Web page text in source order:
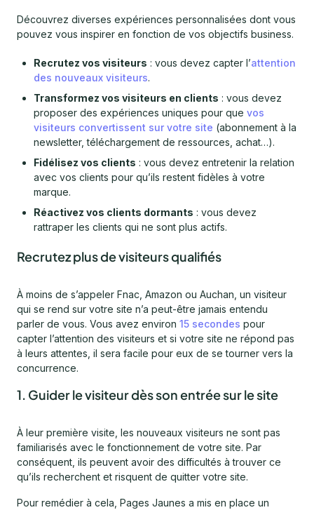
Découvrez diverses expériences personnalisées dont vous
pouvez vous inspirer en fonction de vos objectifs business.
Recrutez vos visiteurs : vous devez capter l’attention
des nouveaux visiteurs.
Transformez vos visiteurs en clients : vous devez
proposer des expériences uniques pour que vos
visiteurs convertissent sur votre site (abonnement à la
newsletter, téléchargement de ressources, achat…).
Fidélisez vos clients : vous devez entretenir la relation
avec vos clients pour qu’ils restent fidèles à votre
marque.
Réactivez vos clients dormants : vous devez
rattraper les clients qui ne sont plus actifs.
Recrutez plus de visiteurs qualifiés
À moins de s’appeler Fnac, Amazon ou Auchan, un visiteur
qui se rend sur votre site n’a peut-être jamais entendu
parler de vous. Vous avez environ 15 secondes pour
capter l’attention des visiteurs et si votre site ne répond pas
à leurs attentes, il sera facile pour eux de se tourner vers la
concurrence.
1. Guider le visiteur dès son entrée sur le site
À leur première visite, les nouveaux visiteurs ne sont pas
familiarisés avec le fonctionnement de votre site. Par
conséquent, ils peuvent avoir des difficultés à trouver ce
qu’ils recherchent et risquent de quitter votre site.
Pour remédier à cela, Pages Jaunes a mis en place un